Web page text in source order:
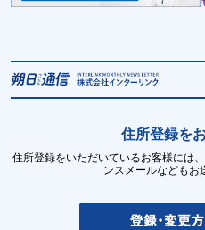
住所登録を
住所登録をいただいているお客様には
ンスメールなどもお